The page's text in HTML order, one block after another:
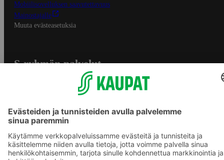
Mobiilisovelluksen saavutettavuus
Mainostajalle
Muuta evästeasetuksia
S-ryhmän palvelut
Yhteishyvä Ruoka -sovellus
S-ostoslista -sovellus
Prisma.fi
Sokos.fi